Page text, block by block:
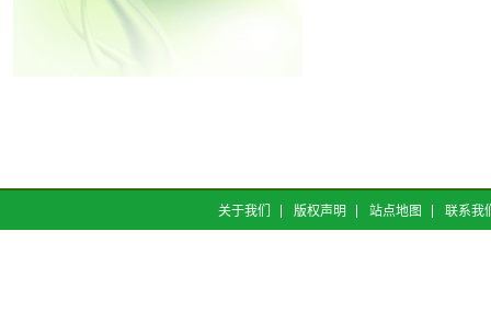
关于我们 版权声明 站点地图 联系我